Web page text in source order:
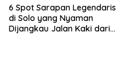
6 Spot Sarapan Legendaris
di Solo yang Nyaman
Dijangkau Jalan Kaki dari